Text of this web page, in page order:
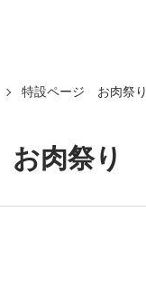
特設ページ お肉祭り
肉祭り